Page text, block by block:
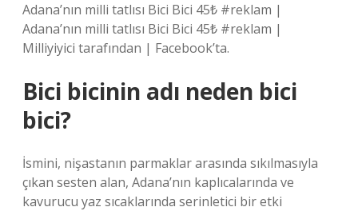
Adana’nın milli tatlısı Bici Bici 45₺ #reklam |
Adana’nın milli tatlısı Bici Bici 45₺ #reklam |
Milliyiyici tarafından | Facebook’ta.
Bici bicinin adı neden bici
bici?
İsmini, nişastanın parmaklar arasında sıkılmasıyla
çıkan sesten alan, Adana’nın kaplıcalarında ve
kavurucu yaz sıcaklarında serinletici bir etki